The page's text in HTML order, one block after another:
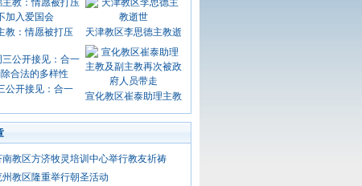
教：情愿被打压 天津教区李思德主教逝
公开接见：合一
宣化教区崔泰助理主教
南教区方济牧灵培训中心举行教友祈祷
州教区隆重举行朝圣活动